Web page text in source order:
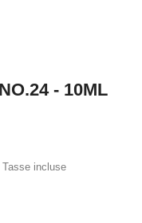
- 10ML
Tasse incluse